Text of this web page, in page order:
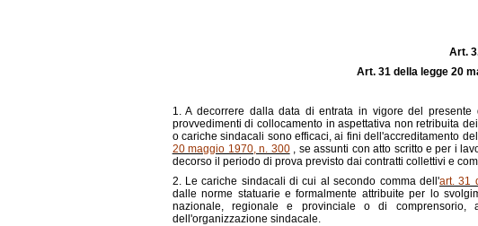
Art.
Art. 31 della legge 20
1. A decorrere dalla data di entrata in vigore del
provvedimenti di collocamento in aspettativa non retribuita
o cariche sindacali sono efficaci, ai fini dell'accreditamento
20 maggio 1970, n. 300, se assunti con atto scritto e per i
decorso il periodo di prova previsto dai contratti collettivi e
2. Le cariche sindacali di cui al secondo comma dell'art. 31
dalle norme statuarie e formalmente attribuite per lo
nazionale, regionale e provinciale o di
dell'organizzazione sindacale.